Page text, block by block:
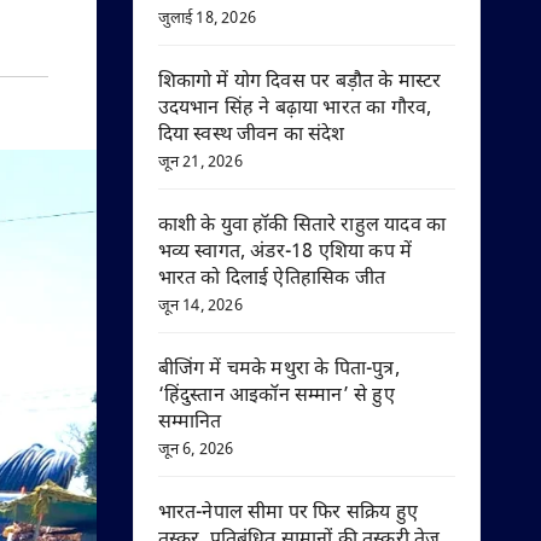
जुलाई 18, 2026
शिकागो में योग दिवस पर बड़ौत के मास्टर
उदयभान सिंह ने बढ़ाया भारत का गौरव,
दिया स्वस्थ जीवन का संदेश
जून 21, 2026
काशी के युवा हॉकी सितारे राहुल यादव का
भव्य स्वागत, अंडर-18 एशिया कप में
भारत को दिलाई ऐतिहासिक जीत
जून 14, 2026
बीजिंग में चमके मथुरा के पिता-पुत्र,
‘हिंदुस्तान आइकॉन सम्मान’ से हुए
सम्मानित
जून 6, 2026
भारत-नेपाल सीमा पर फिर सक्रिय हुए